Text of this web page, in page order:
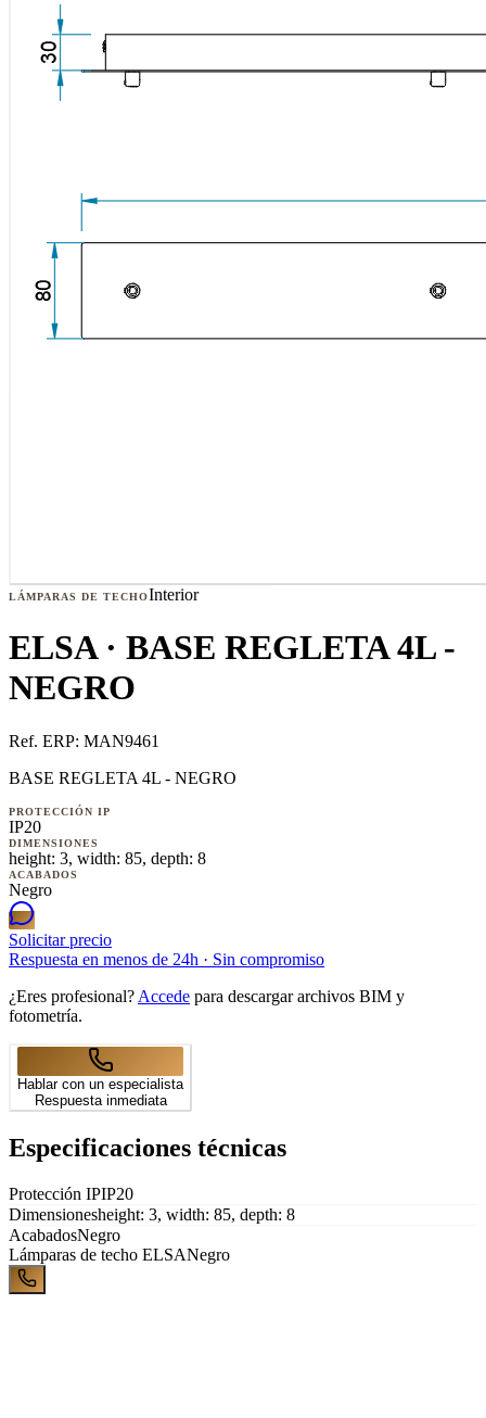
LÁMPARAS DE TECHOInterior
ELSA · BASE REGLETA 4L -
NEGRO
Ref. ERP: MAN9461
BASE REGLETA 4L - NEGRO
PROTECCIÓN IP
IP20
DIMENSIONES
height: 3, width: 85, depth: 8
ACABADOS
Negro
Solicitar precio
Respuesta en menos de 24h · Sin compromiso
¿Eres profesional? Accede para descargar archivos BIM y
fotometría.
Hablar con un especialista
Respuesta inmediata
Especificaciones técnicas
Protección IPIP20
Dimensionesheight: 3, width: 85, depth: 8
AcabadosNegro
Lámparas de techo ELSANegro